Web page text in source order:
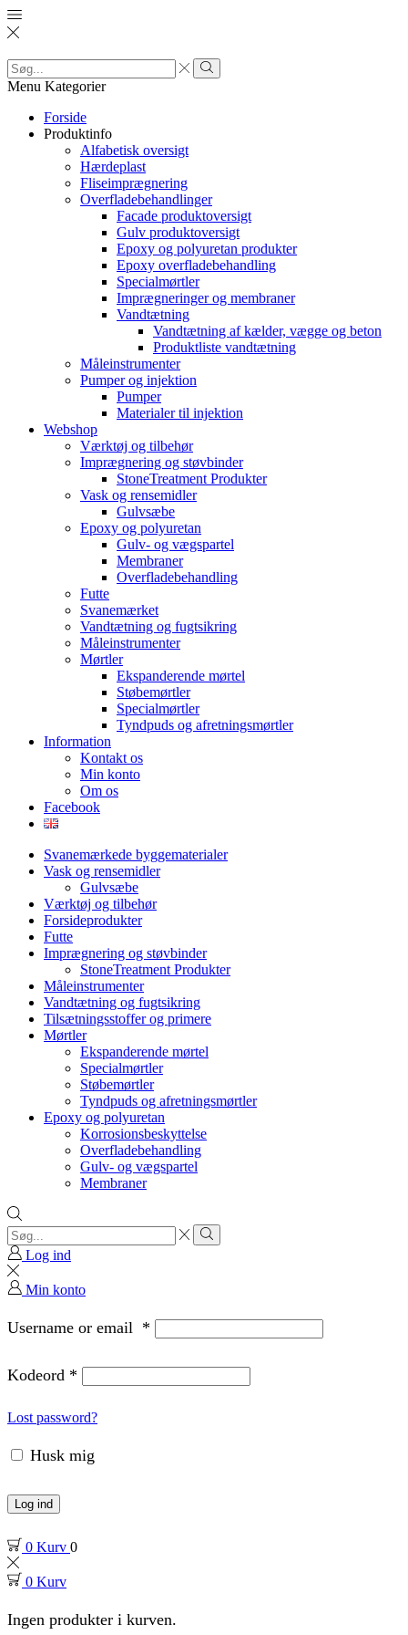
Search
input
Search
Menu Kategorier
Forside
Produktinfo
Alfabetisk oversigt
Hærdeplast
Fliseimprægnering
Overfladebehandlinger
Facade produktoversigt
Gulv produktoversigt
Epoxy og polyuretan produkter
Epoxy overfladebehandling
Specialmørtler
Imprægneringer og membraner
Vandtætning
Vandtætning af kælder, vægge og beton
Produktliste vandtætning
Måleinstrumenter
Pumper og injektion
Pumper
Materialer til injektion
Webshop
Værktøj og tilbehør
Imprægnering og støvbinder
StoneTreatment Produkter
Vask og rensemidler
Gulvsæbe
Epoxy og polyuretan
Gulv- og vægspartel
Membraner
Overfladebehandling
Futte
Svanemærket
Vandtætning og fugtsikring
Måleinstrumenter
Mørtler
Ekspanderende mørtel
Støbemørtler
Specialmørtler
Tyndpuds og afretningsmørtler
Information
Kontakt os
Min konto
Om os
Facebook
Svanemærkede byggematerialer
Vask og rensemidler
Gulvsæbe
Værktøj og tilbehør
Forsideprodukter
Futte
Imprægnering og støvbinder
StoneTreatment Produkter
Måleinstrumenter
Vandtætning og fugtsikring
Tilsætningsstoffer og primere
Mørtler
Ekspanderende mørtel
Specialmørtler
Støbemørtler
Tyndpuds og afretningsmørtler
Epoxy og polyuretan
Korrosionsbeskyttelse
Overfladebehandling
Gulv- og vægspartel
Membraner
Search
input
Search
Log ind
Min konto
Username or email *
Kodeord *
Lost password?
Husk mig
Log ind
0 Kurv 0
0 Kurv
Ingen produkter i kurven.